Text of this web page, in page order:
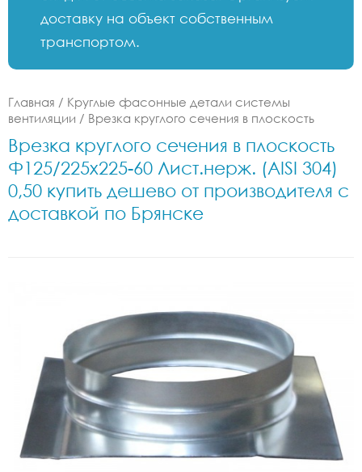
доставку на объект собственным
транспортом.
Главная / Круглые фасонные детали системы
вентиляции / Врезка круглого сечения в плоскость
Врезка круглого сечения в плоскость
Ф125/225x225-60 Лист.нерж. (AISI 304)
0,50 купить дешево от производителя с
доставкой по Брянске